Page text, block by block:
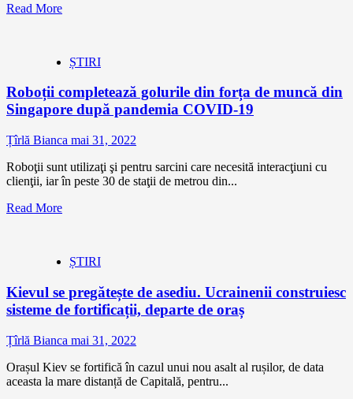
Read More
ȘTIRI
Roboții completează golurile din forța de muncă din
Singapore după pandemia COVID-19
Țîrlă Bianca mai 31, 2022
Roboţii sunt utilizaţi şi pentru sarcini care necesită interacţiuni cu
clienţii, iar în peste 30 de staţii de metrou din...
Read More
ȘTIRI
Kievul se pregătește de asediu. Ucrainenii construiesc
sisteme de fortificații, departe de oraș
Țîrlă Bianca mai 31, 2022
Orașul Kiev se fortifică în cazul unui nou asalt al rușilor, de data
aceasta la mare distanță de Capitală, pentru...